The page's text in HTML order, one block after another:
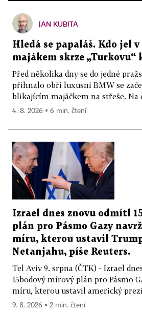
JAN KUBITA
Hledá se papaláš. Kdo jel
majákem skrze „Turkovu“
Před několika dny se do jedné
přihnalo obří luxusní BMW se
blikajícím majáčkem na střeše. Na
4. 8. 2026 ▪ 6 min. čtení
Izrael dnes znovu odmítl
plán pro Pásmo Gazy
míru, kterou ustavil
Netanjahu, píše Reuters.
Tel Aviv 9. srpna (ČTK) - Izrael
15bodový mírový plán pro Pásmo
míru, kterou ustavil americký
9. 8. 2026 ▪ 2 min. čtení